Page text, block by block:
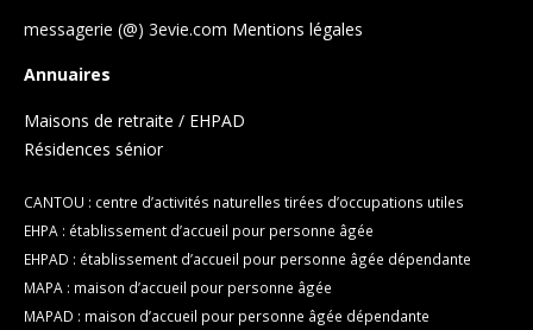
messagerie (@) 3evie.com Mentions légales
Annuaires
Maisons de retraite / EHPAD
Résidences sénior
CANTOU : centre d’activités naturelles tirées d’occupations utiles
EHPA : établissement d’accueil pour personne âgée
EHPAD : établissement d’accueil pour personne âgée dépendante
MAPA : maison d’accueil pour personne âgée
MAPAD : maison d’accueil pour personne âgée dépendante